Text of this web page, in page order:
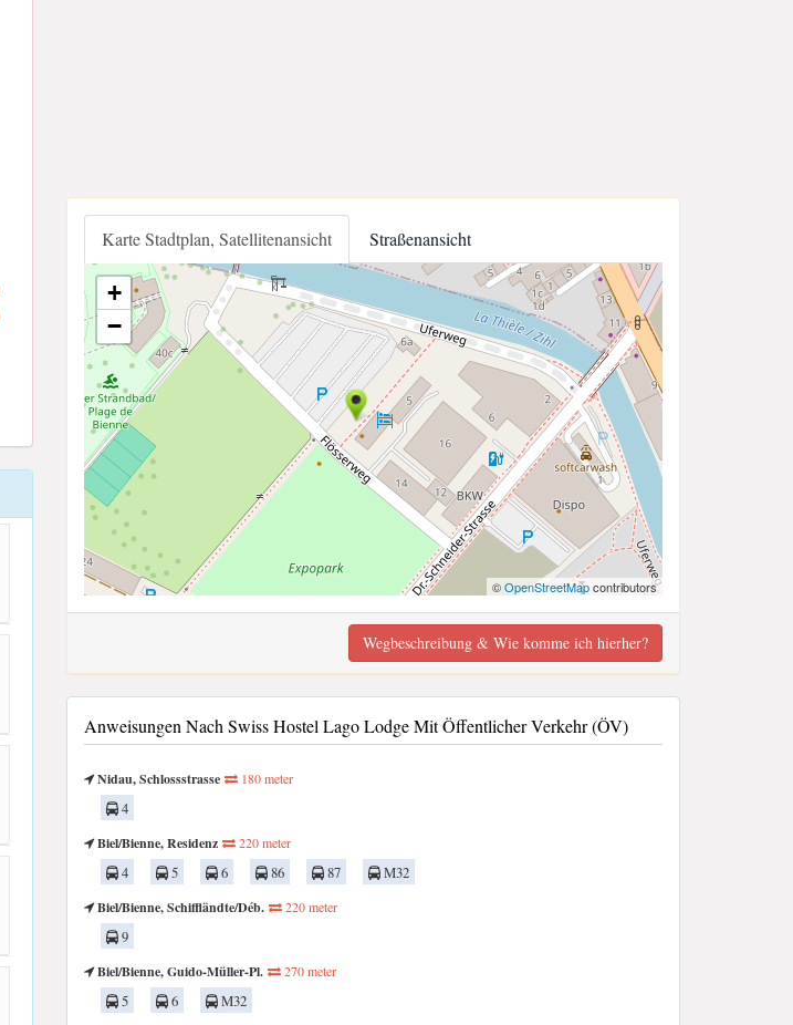
Karte Stadtplan, Satellitenansicht Straßenansicht
+
−
©OpenStreetMapcontributors
Wegbeschreibung & Wie komme ich hierher?
Anweisungen Nach Swiss Hostel Lago Lodge Mit Öffentlicher Verkehr (ÖV)
Nidau, Schlossstrasse 180 meter
4
Biel/Bienne, Residenz
220 meter
4 5 6 86 87
M32
Biel/Bienne, Schiffländte/Déb.
220 meter
9
Biel/Bienne, Guido-Müller-Pl.
270 meter
5 6
M32